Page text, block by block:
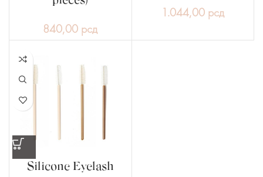
840,00 рсд
1.044,00 рсд
Silicone Eyelash